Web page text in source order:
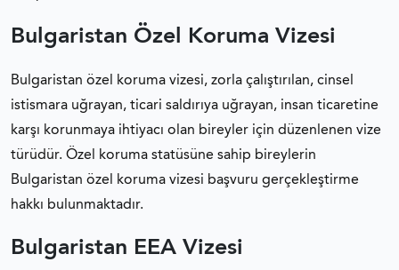
Bulgaristan Özel Koruma Vizesi
Bulgaristan özel koruma vizesi, zorla çalıştırılan, cinsel
istismara uğrayan, ticari saldırıya uğrayan, insan ticaretine
karşı korunmaya ihtiyacı olan bireyler için düzenlenen vize
türüdür. Özel koruma statüsüne sahip bireylerin
Bulgaristan özel koruma vizesi başvuru gerçekleştirme
hakkı bulunmaktadır.
Bulgaristan EEA Vizesi